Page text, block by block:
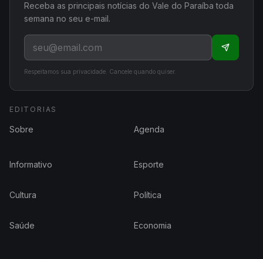
Receba as principais notícias do Vale do Paraíba toda
semana no seu e-mail.
Respeitamos sua privacidade. Cancele quando quiser.
EDITORIAS
Sobre Agenda
Informativo Esporte
Cultura Política
Saúde Economia